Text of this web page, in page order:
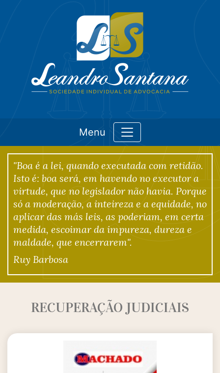
Menu
"Boa é a lei, quando executada com retidão.
Isto é: boa será, em havendo no executor a
virtude, que no legislador não havia. Porque
só a moderação, a inteireza e a equidade, no
aplicar das más leis, as poderiam, em certa
medida, escoimar da impureza, dureza e
maldade, que encerrarem".
Ruy Barbosa
RECUPERAÇÃO JUDICIAIS